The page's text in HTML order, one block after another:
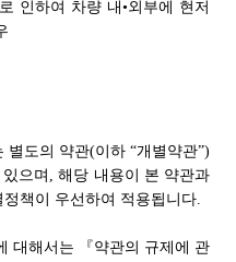
인하여 차량 내•외부에 현저
도의 약관(이하 “개별약관”)
으며, 해당 내용이 본 약관과
책이 우선하여 적용됩니다.
대해서는 『약관의 규제에 관